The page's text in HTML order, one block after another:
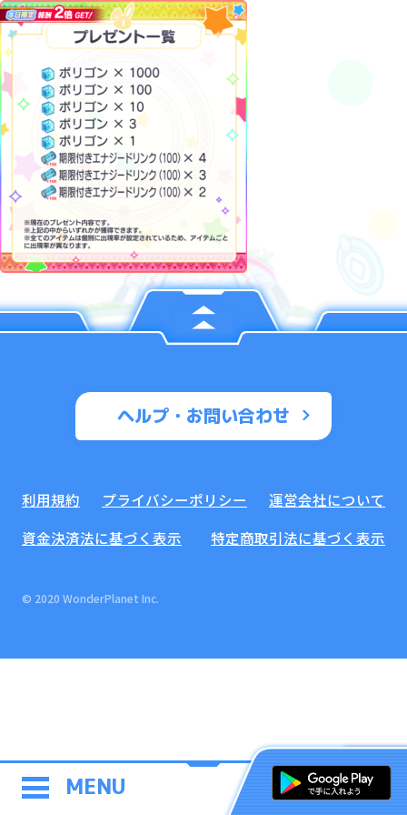
MENU
ヘルプ・お問い合わせ
利用規約 プライバシーポリシー
運営会社について
資金決済法に基づく表示
特定商取引法に基づく表示
© 2020 WonderPlanet Inc.